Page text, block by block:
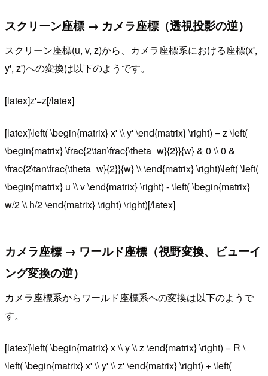
スクリーン座標 → カメラ座標（透視投影の逆）
スクリーン座標(u, v, z)から、カメラ座標系における座標(x',
y', z')への変換は以下のようです。
[latex]z'=z[/latex]
[latex]\left( \begin{matrix} x' \\ y' \end{matrix} \right) = z \left(
\begin{matrix} \frac{2\tan\frac{\theta_w}{2}}{w} & 0 \\ 0 &
\frac{2\tan\frac{\theta_w}{2}}{w} \\ \end{matrix} \right)\left( \left(
\begin{matrix} u \\ v \end{matrix} \right) - \left( \begin{matrix}
w/2 \\ h/2 \end{matrix} \right) \right)[/latex]
カメラ座標 → ワールド座標（視野変換、ビューイ
ング変換の逆）
カメラ座標系からワールド座標系への変換は以下のようで
す。
[latex]\left( \begin{matrix} x \\ y \\ z \end{matrix} \right) = R \
\left( \begin{matrix} x' \\ y' \\ z' \end{matrix} \right) + \left(